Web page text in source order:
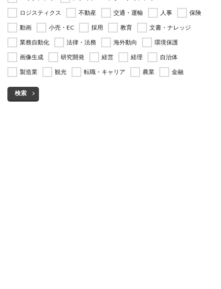
ロジスティクス
不動産 交通・運輸 人事
保険
動画
小売・EC 採用 教育
文書・ナレッジ
業務自動化
法律・法務 海外動向
環境保護
画像生成
研究開発 経営 経理
自治体
製造業
観光 転職・キャリア 農業 金融
検索